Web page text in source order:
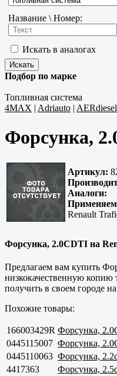
Название \ Номер:
Искать в аналогах
Подбор по марке
Топливная система
4MAX | Adriauto | AERdiesel
Форсунка,
Артикул:
Аналоги:
Renault
Форсунка, 2.0CDTI на
Предлагаем вам купить
низкокачественную копию
получить в своем городе
Похожие товары:
166003429R Форсунка,
0445115007 Форсунка,
0445110063 Форсунка,
4417363
Форсунка,